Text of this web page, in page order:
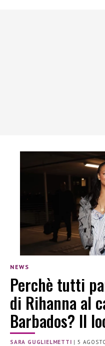
NEWS
Perchè tutti
di Rihanna al
Barbados? Il
SARA GUGLIELMETTI |5